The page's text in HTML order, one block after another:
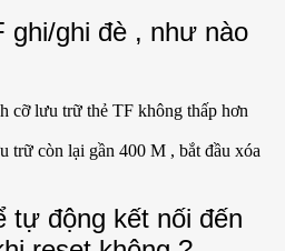
ghi/ghi đè , như nào
cỡ lưu trữ thẻ TF không thấp hơn
trữ còn lại gần 400 M , bắt đầu xóa
tự động kết nối đến